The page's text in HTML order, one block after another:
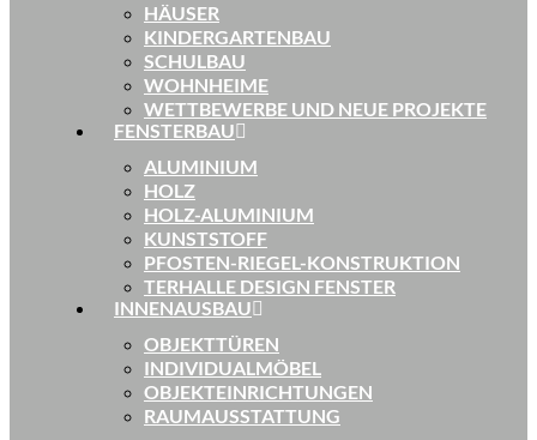
HÄUSER
KINDERGARTENBAU
SCHULBAU
WOHNHEIME
WETTBEWERBE UND NEUE PROJEKTE
FENSTERBAU
ALUMINIUM
HOLZ
HOLZ-ALUMINIUM
KUNSTSTOFF
PFOSTEN-RIEGEL-KONSTRUKTION
TERHALLE DESIGN FENSTER
INNENAUSBAU
OBJEKTTÜREN
INDIVIDUALMÖBEL
OBJEKTEINRICHTUNGEN
RAUMAUSSTATTUNG